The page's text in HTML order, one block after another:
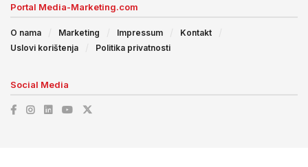
Portal Media-Marketing.com
O nama Marketing Impressum
Kontakt
Uslovi korištenja
Politika privatnosti
Social Media